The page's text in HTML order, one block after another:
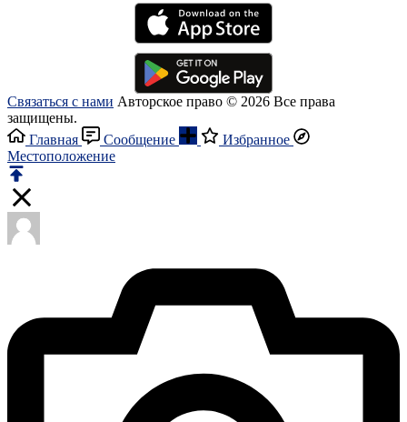
Связаться с нами Авторское право © 2026 Все права
защищены.
Главная
Сообщение
Избранное
Местоположение